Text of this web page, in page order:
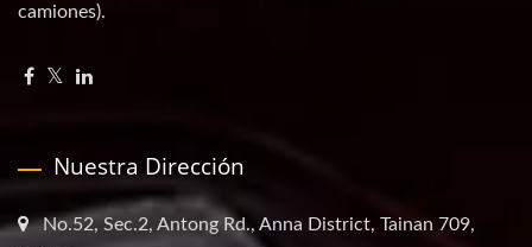
camiones).
Nuestra Dirección
No.52, Sec.2, Antong Rd., Anna District, Tainan 709,